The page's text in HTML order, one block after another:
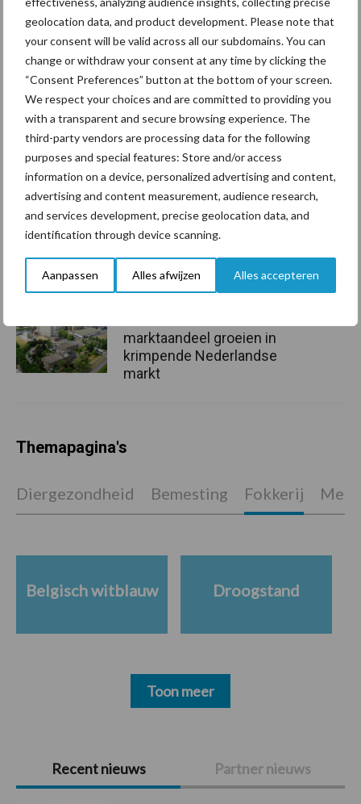
geolocation data, and product development. Please note that
your consent will be valid across all our subdomains. You can
change or withdraw your consent at any time by clicking the
“Consent Preferences” button at the bottom of your screen.
We respect your choices and are committed to providing you
with a transparent and secure browsing experience. The
third-party vendors are processing data for the following
purposes and special features: Store and/or access
information on a device, personalized advertising and content,
advertising and content measurement, audience research,
and services development, precise geolocation data, and
identification through device scanning.
Aanpassen Alles afwijzen Alles accepteren
Tekst en beeld: Gerben Hofman
Primaire
Sidebar
Recent nieuws Partner nieuws
Aanbevolen voor jou!
Grondstoffenmarkt blijft
grillig: droogte en
geopolitiek houden handel
in de greep
De speenhuid: een vaak
onderschatte risicofactor
marktaandeel groeien in
krimpende Nederlandse
markt
Themapagina's
Diergezondheid Bemesting Fokkerij
Belgisch witblauw Droogstand
Toon meer